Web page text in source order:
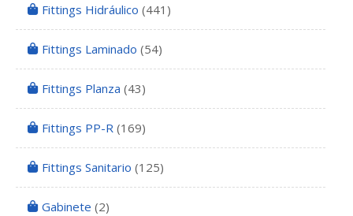
Fittings Hidráulico (441)
Fittings Laminado (54)
Fittings Planza (43)
Fittings PP-R (169)
Fittings Sanitario (125)
Gabinete (2)